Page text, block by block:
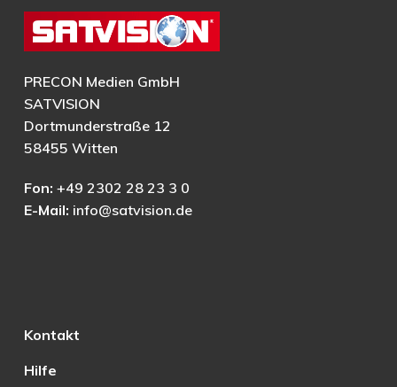
PRECON Medien GmbH
SATVISION
Dortmunderstraße 12
58455 Witten
Fon: +49 2302 28 23 3 0
E-Mail: info@satvision.de
Kontakt
Hilfe